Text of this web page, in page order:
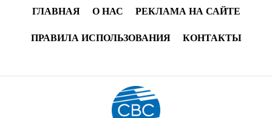
программу "зеленой трансформации"
экономики и наращивает взаимную торговлю –
ГЛАВНАЯ О НАС РЕКЛАМА НА САЙТЕ
ПРАВИЛА ИСПОЛЬЗОВАНИЯ КОНТАКТЫ